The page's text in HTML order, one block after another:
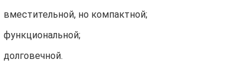
вместительной, но компактной;
функциональной;
долговечной.